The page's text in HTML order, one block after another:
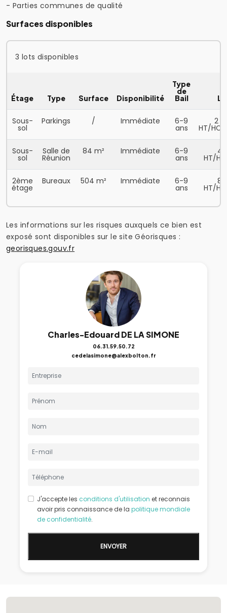
- Parties communes de qualité
Surfaces disponibles
3 lots disponibles
Étage Type Surface Disponibilité
Type
de
Bail
Sous-
sol
Parkings / Immédiate 6-9
ans
2
HT/
Sous-
sol
Salle de
Réunion
84 m² Immédiate 6-9
ans HT/
2ème
étage
Bureaux 504 m² Immédiate 6-9
ans HT/
Les informations sur les risques auxquels ce bien est
exposé sont disponibles sur le site Géorisques :
georisques.gouv.fr
Charles-Edouard DE LA SIMONE
06.31.59.50.72
cedelasimone@alexbolton.fr
J'accepte les conditions d'utilisation et reconnais
avoir pris connaissance de la politique mondiale
de confidentialité.